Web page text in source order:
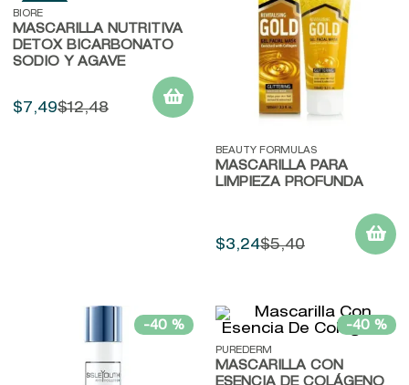
BIORE
MASCARILLA NUTRITIVA
DETOX BICARBONATO
SODIO Y AGAVE
$ 7 ,49$12,48
BEAUTY FORMULAS
MASCARILLA PARA
LIMPIEZA PROFUNDA
$3,24$5,40
-40 % -40 %
PUREDERM
MASCARILLA CON
9.
10. baylis